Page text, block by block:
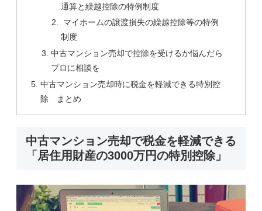
通算と繰越控除の特例制度
マイホームの譲渡損失の繰越控除等の特例
制度
中古マンション売却で控除を受けるか悩んだら
プロに相談を
中古マンション売却時に税金を軽減できる特別控
除 まとめ
中古マンション売却で税金を軽減できる
「居住用財産の3000万円の特別控除」